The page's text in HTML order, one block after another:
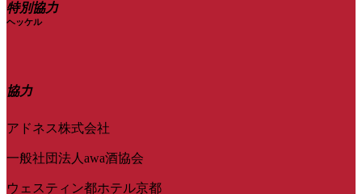
特別協力
ヘッケル
協力
アドネス株式会社
一般社団法人awa酒協会
ウェスティン都ホテル京都